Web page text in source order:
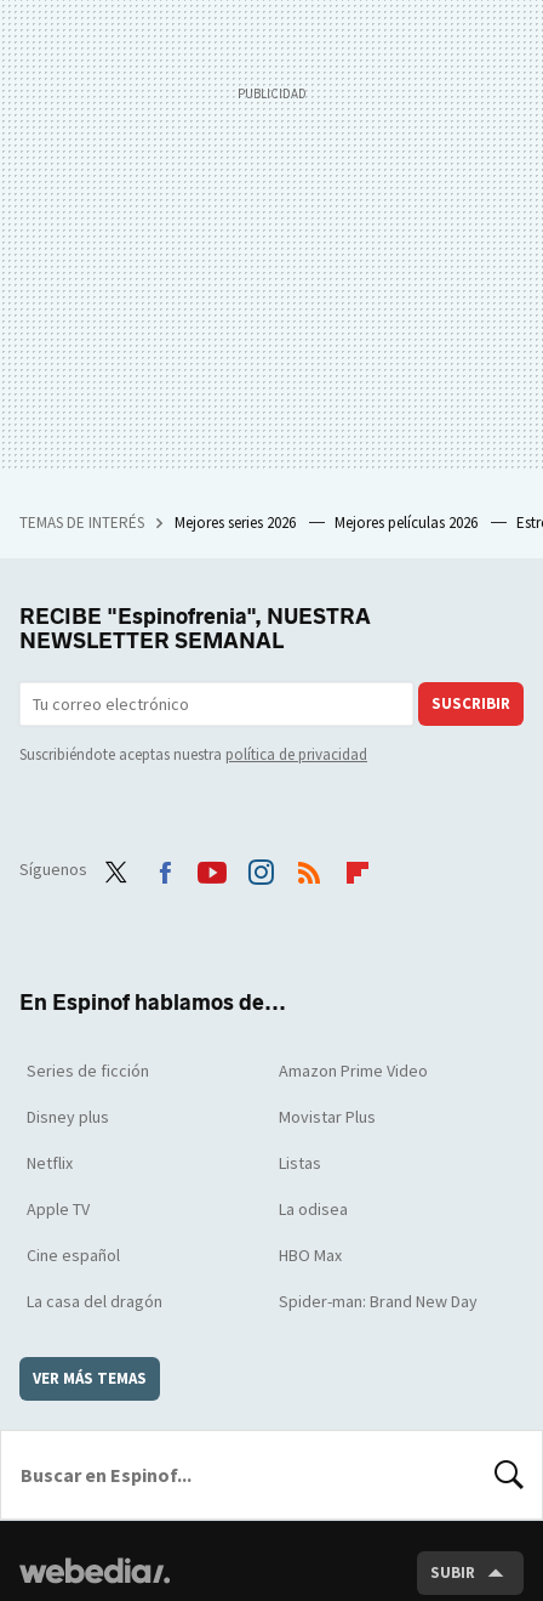
TEMAS DE INTERÉS Mejores series 2026 Mejores películas 2026
RECIBE "Espinofrenia", NUESTRA
NEWSLETTER SEMANAL
SUSCRIBIR
Suscribiéndote aceptas nuestra política de privacidad
Síguenos
En Espinof hablamos de...
Series de ficción Amazon Prime Video
Disney plus Movistar Plus
Netflix Listas
Apple TV La odisea
Cine español HBO Max
La casa del dragón Spider-man: Brand New Day
VER MÁS TEMAS
SUBIR